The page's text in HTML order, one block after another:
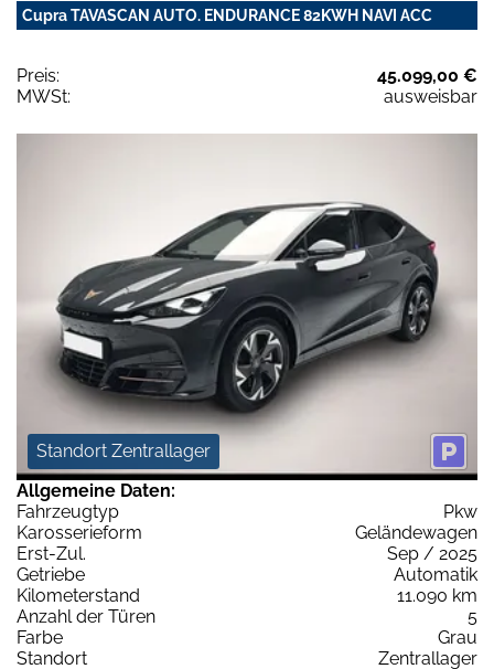
Cupra TAVASCAN AUTO. ENDURANCE 82KWH NAVI ACC
Preis:
45.099,00 €
MWSt:
ausweisbar
Standort Zentrallager
Allgemeine Daten:
Fahrzeugtyp
Pkw
Karosserieform
Geländewagen
Erst-Zul.
Sep / 2025
Getriebe
Automatik
Kilometerstand
11.090 km
Anzahl der Türen
5
Farbe
Grau
Standort
Zentrallager